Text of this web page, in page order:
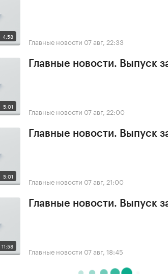
4:58 Главные новости 07 авг, 22:33
5:01
Главные новости. Выпуск
Главные новости 07 авг, 22:00
5:01
Главные новости. Выпуск
Главные новости 07 авг, 21:00
11:58
Главные новости. Выпуск
Главные новости 07 авг, 18:45